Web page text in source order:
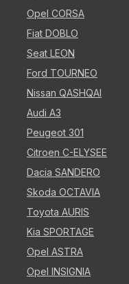
Opel CORSA
Fiat DOBLO
Seat LEON
Ford TOURNEO
Nissan QASHQAI
Audi A3
Peugeot 301
Citroen C-ELYSEE
Dacia SANDERO
Skoda OCTAVIA
Toyota AURIS
Kia SPORTAGE
Opel ASTRA
Opel INSIGNIA